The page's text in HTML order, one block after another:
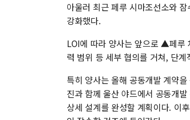
아울러 최근 페루 시마조선소와
강화했다.
LOI에 따라 양사는 앞으로 ▲페루
력 범위 등 세부 협의를 거쳐, 단
특히 양사는 올해 공동개발 계약
진과 함께 울산 야드에서 공동개
상세 설계를 완성할 계획이다. 이